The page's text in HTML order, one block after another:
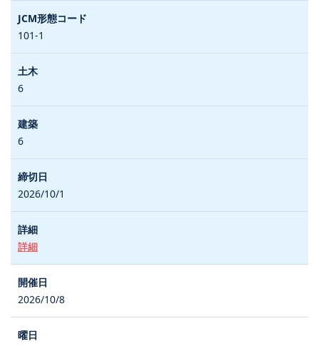
101-1
6
6
2026/10/1
詳細
2026/10/8